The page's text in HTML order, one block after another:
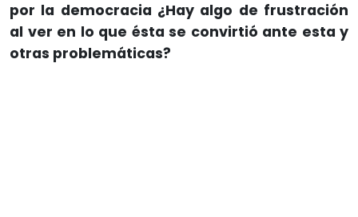
por la democracia ¿Hay algo de frustración
al ver en lo que ésta se convirtió ante esta y
otras problemáticas?